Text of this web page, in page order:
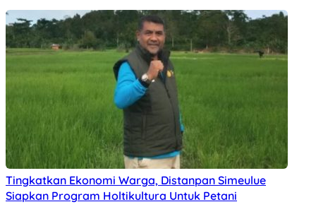
Tingkatkan Ekonomi Warga, Distanpan Simeulue
Siapkan Program Holtikultura Untuk Petani